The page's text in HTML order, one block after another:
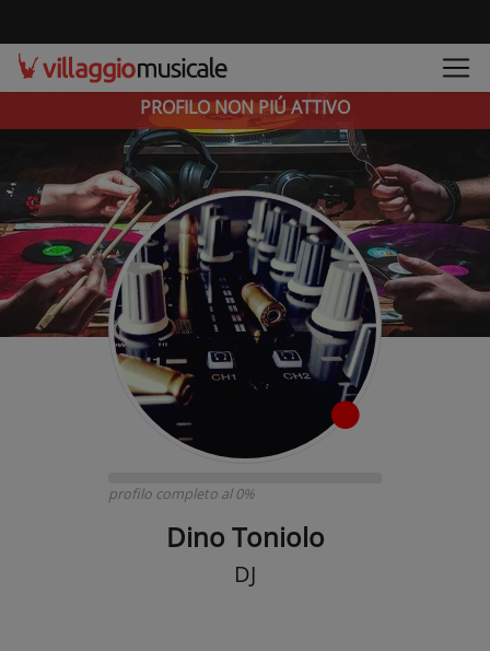
PROFILO NON PIÚ ATTIVO
profilo completo al 0%
Dino Toniolo
DJ